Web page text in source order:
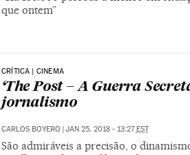
que ontem”
CRÍTICA | CINEMA
‘The Post – A Guerra
jornalismo
CARLOS BOYERO | JAN 25, 2018 - 13:27EST
São admiráveis a precisão, o